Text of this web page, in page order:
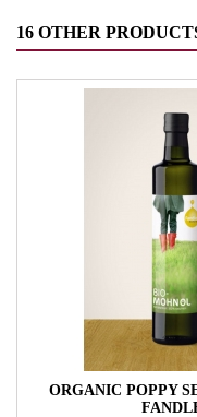
16 OTHER
ORGANIC POPPY